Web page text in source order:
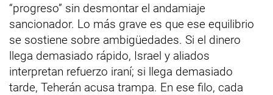
“progreso” sin desmontar el andamiaje
sancionador. Lo más grave es que ese equilibrio
se sostiene sobre ambigüedades. Si el dinero
llega demasiado rápido, Israel y aliados
interpretan refuerzo iraní; si llega demasiado
tarde, Teherán acusa trampa. En ese filo, cada